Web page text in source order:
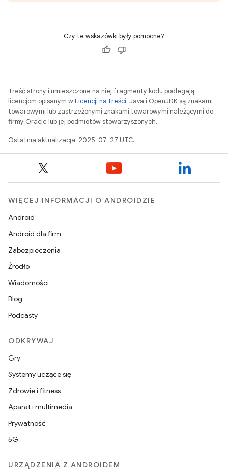
Czy te wskazówki były pomocne?
Treść strony i umieszczone na niej fragmenty kodu podlegają
licencjom opisanym wLicencji na treści. Java i OpenJDK są znakami
towarowymi lub zastrzeżonymi znakami towarowymi należącymi do
firmy Oracle lub jej podmiotów stowarzyszonych.
Ostatnia aktualizacja: 2025-07-27 UTC.
WIĘCEJ INFORMACJI O ANDROIDZIE
Android
Android dla firm
Zabezpieczenia
Źródło
Wiadomości
Blog
Podcasty
ODKRYWAJ
Gry
Systemy uczące się
Zdrowie i fitness
Aparat i multimedia
Prywatność
5G
URZĄDZENIA Z ANDROIDEM